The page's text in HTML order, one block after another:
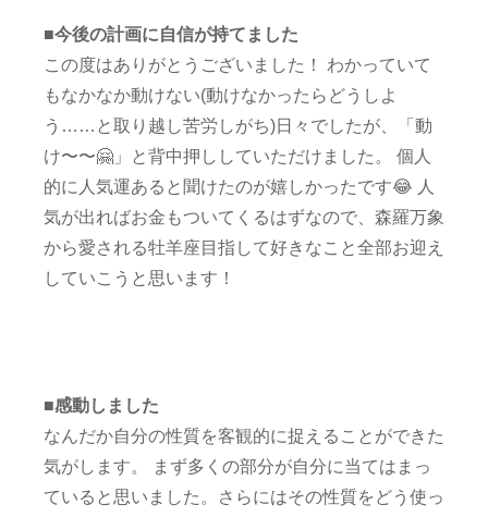
■今後の計画に自信が持てました
この度はありがとうございました！ わかっていて
もなかなか動けない(動けなかったらどうしよ
う……と取り越し苦労しがち)日々でしたが、「動
け〜〜🤗」と背中押ししていただけました。 個人
的に人気運あると聞けたのが嬉しかったです😂 人
気が出ればお金もついてくるはずなので、森羅万象
から愛される牡羊座目指して好きなこと全部お迎え
していこうと思います！
■感動しました
なんだか自分の性質を客観的に捉えることができた
気がします。 まず多くの部分が自分に当てはまっ
ていると思いました。さらにはその性質をどう使っ